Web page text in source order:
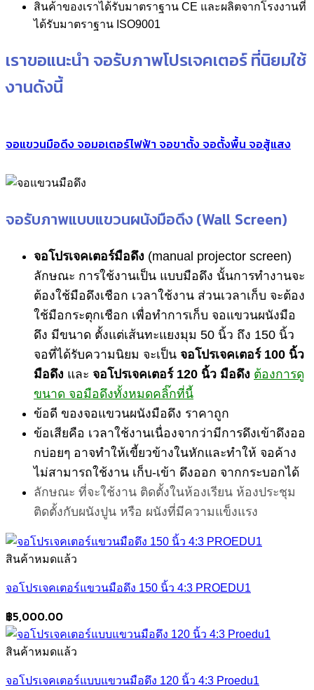
สินค้าของเราได้รับมาตราฐาน CE และผลิตจากโรงงานที่
ได้รับมาตราฐาน ISO9001
เราขอแนะนำ จอรับภาพโปรเจคเตอร์ ที่นิยมใช้
งานดังนี้
จอแขวนมือดึง จอมอเตอร์ไฟฟ้า จอขาตั้ง จอตั้งพื้น จอสู้แสง
จอรับภาพแบบแขวนผนังมือดึง (Wall Screen)
จอโปรเจคเตอร์มือดึง (manual projector screen)
ลักษณะ การใช้งานเป็น แบบมือดึง นั้นการทำงานจะ
ต้องใช้มือดึงเชือก เวลาใช้งาน ส่วนเวลาเก็บ จะต้อง
ใช้มือกระตุกเชือก เพื่อทำการเก็บ จอแขวนผนังมือ
ดึง มีขนาด ตั้งแต่เส้นทะแยงมุม 50 นิ้ว ถึง 150 นิ้ว
จอที่ได้รับความนิยม จะเป็น จอโปรเจคเตอร์ 100 นิ้ว
มือดึง และ จอโปรเจคเตอร์ 120 นิ้ว มือดึง ต้องการดู
ขนาด จอมือดึงทั้งหมดคลิ๊กที่นี้
ข้อดี ของจอแขวนผนังมือดึง ราคาถูก
ข้อเสียคือ เวลาใช้งานเนื่องจากว่ามีการดึงเข้าดึงออ
กบ่อยๆ อาจทำให้เขี้ยวข้างในหักและทำให้ จอค้าง
ไม่สามารถใช้งาน เก็บ-เข้า ดึงออก จากกระบอกได้
ลักษณะ ที่จะใช้งาน ติดตั้งในห้องเรียน ห้องประชุม
ติดตั้งกับผนังปูน หรือ ผนังที่มีความแข็งแรง
สินค้าหมดแล้ว
จอโปรเจคเตอร์แขวนมือดึง 150 นิ้ว 4:3 PROEDU1
฿5,000.00
สินค้าหมดแล้ว
จอโปรเจคเตอร์แบบแขวนมือดึง 120 นิ้ว 4:3 Proedu1